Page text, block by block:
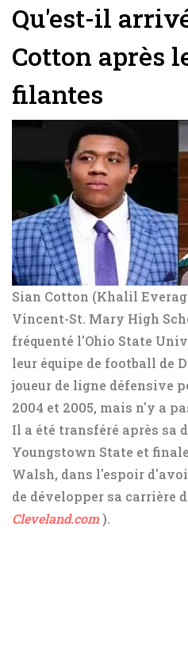
Qu'est-il
Cotton après
filantes
Sian Cotton (Khalil
Vincent-St. Mary High
fréquenté l'Ohio State
leur équipe de football de
joueur de ligne défensive
2004 et 2005, mais n'y a
Il a été transféré après sa
Youngstown State et
Walsh, dans l'espoir
de développer sa carrière
Cleveland.com).